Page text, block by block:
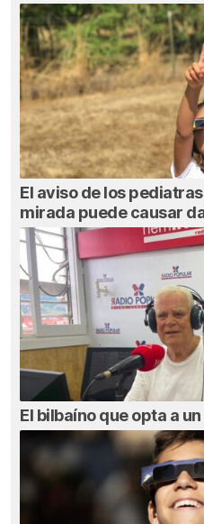
El aviso de los
mirada puede causar
El bilbaíno que opta a